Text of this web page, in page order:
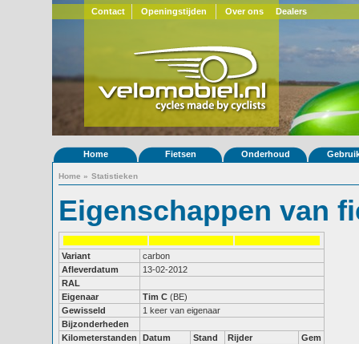
Contact Openingstijden Over ons Dealers
Home Fietsen Onderhoud
Home » Statistieken
Eigenschappen van
Variant
carbon
Afleverdatum
13-02-2012
RAL
Eigenaar
Tim C (BE)
Gewisseld
1 keer van eigenaar
Bijzonderheden
Kilometerstanden
Datum Stand Rijder
Gem